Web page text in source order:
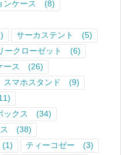
ンケース
(8)
サーカステント
(5)
ークローゼット
(6)
ース
(26)
スマホスタンド
(9)
ックス
(34)
(38)
(1) ティーコゼー
(3)